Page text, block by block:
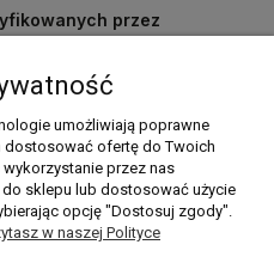
przez
konto
i dostawa
umożliwiają poprawne
dostosować ofertę do Twoich
przez nas
sklepu lub dostosować użycie
opcję "Dostosuj zgody".
w naszej Polityce